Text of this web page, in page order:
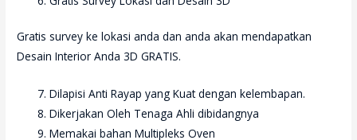
Gratis survey ke lokasi anda dan anda akan mendapatkan
Desain Interior Anda 3D GRATIS.
Dilapisi Anti Rayap yang Kuat dengan kelembapan.
Dikerjakan Oleh Tenaga Ahli dibidangnya
Memakai bahan Multipleks Oven